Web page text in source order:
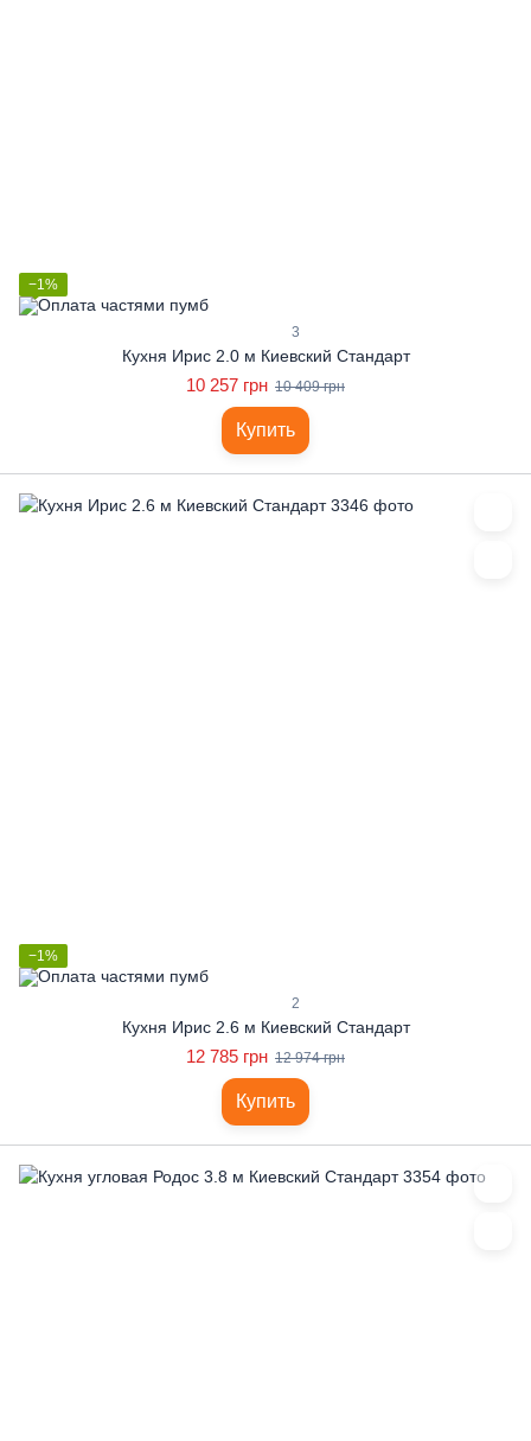
−1%
3
Кухня Ирис 2.0 м Киевский Стандарт
10 257 грн 10 409 грн
Купить
−1%
2
Кухня Ирис 2.6 м Киевский Стандарт
12 785 грн 12 974 грн
Купить